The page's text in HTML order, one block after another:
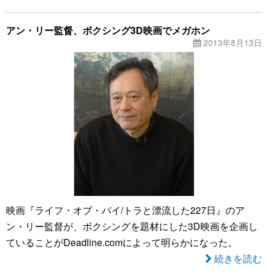
アン・リー監督、ボクシング3D映画でメガホン
2013年8月13日
映画『ライフ・オブ・パイ/トラと漂流した227日』のア
ン・リー監督が、ボクシングを題材にした3D映画を企画し
ていることがDeadline.comによって明らかになった。
続きを読む